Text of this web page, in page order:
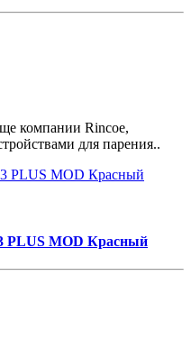
компании Rincoe,
для парения..
PLUS MOD Красный